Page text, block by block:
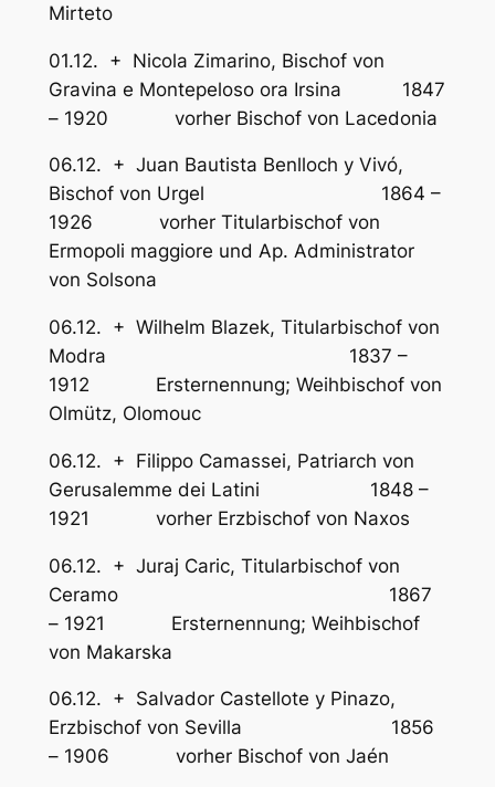
Mirteto
01.12. + Nicola Zimarino, Bischof von
Gravina e Montepeloso ora Irsina 1847
– 1920 vorher Bischof von Lacedonia
06.12. + Juan Bautista Benlloch y Vivó,
Bischof von Urgel 1864 –
1926 vorher Titularbischof von
Ermopoli maggiore und Ap. Administrator
von Solsona
06.12. + Wilhelm Blazek, Titularbischof von
Modra 1837 –
1912 Ersternennung; Weihbischof von
Olmütz, Olomouc
06.12. + Filippo Camassei, Patriarch von
Gerusalemme dei Latini 1848 –
1921 vorher Erzbischof von Naxos
06.12. + Juraj Caric, Titularbischof von
Ceramo 1867
– 1921 Ersternennung; Weihbischof
von Makarska
06.12. + Salvador Castellote y Pinazo,
Erzbischof von Sevilla 1856
– 1906 vorher Bischof von Jaén